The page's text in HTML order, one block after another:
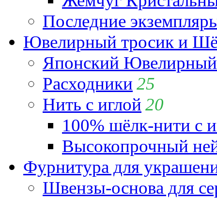
Последние
Ювелирный тросик и
Японский
Расходники 25
Нить с иглой 20
100% шёлк-нити с
Высокопрочный
Фурнитура для
Швензы-основа для